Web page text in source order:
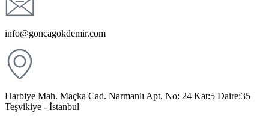
info@goncagokdemir.com
Harbiye Mah. Maçka Cad. Narmanlı Apt. No: 24 Kat:5 Daire:35
Teşvikiye - İstanbul